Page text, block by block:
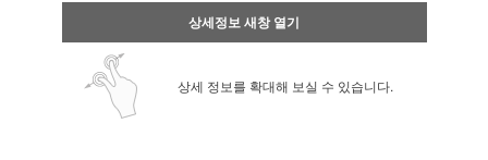
상세정보 새창 열기
상세 정보를 확대해 보실 수 있습니다.